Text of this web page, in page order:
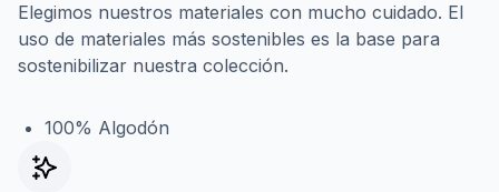
Elegimos nuestros materiales con mucho cuidado. El
uso de materiales más sostenibles es la base para
sostenibilizar nuestra colección.
100% Algodón